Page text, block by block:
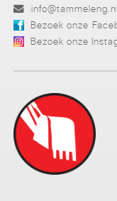
info@tammeleng.nl
Bezoek onze
Bezoek onze